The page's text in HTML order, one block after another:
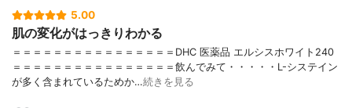
5.00
肌の変化がはっきりわかる
＝＝＝＝＝＝＝＝＝＝＝＝＝＝＝＝DHC 医薬品 エルシスホワイト240
＝＝＝＝＝＝＝＝＝＝＝＝＝＝＝＝飲んでみて・・・・・L-システイン
が多く含まれているためか…続きを見る